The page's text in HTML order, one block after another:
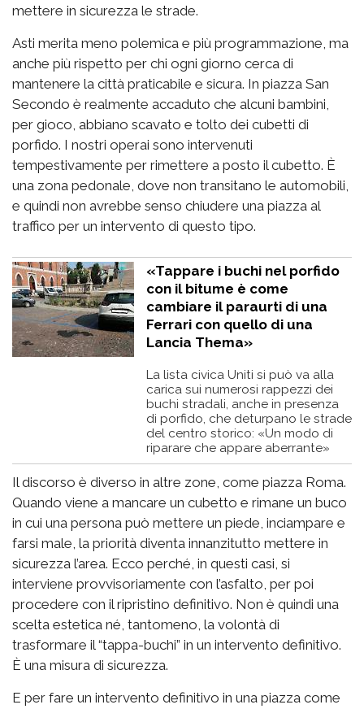
mettere in sicurezza le strade.
Asti merita meno polemica e più programmazione, ma
anche più rispetto per chi ogni giorno cerca di
mantenere la città praticabile e sicura. In piazza San
Secondo è realmente accaduto che alcuni bambini,
per gioco, abbiano scavato e tolto dei cubetti di
porfido. I nostri operai sono intervenuti
tempestivamente per rimettere a posto il cubetto. È
una zona pedonale, dove non transitano le automobili,
e quindi non avrebbe senso chiudere una piazza al
traffico per un intervento di questo tipo.
«Tappare i buchi nel porfido
con il bitume è come
cambiare il paraurti di una
Ferrari con quello di una
Lancia Thema»
La lista civica Uniti si può va alla
carica sui numerosi rappezzi dei
buchi stradali, anche in presenza
di porfido, che deturpano le strade
del centro storico: «Un modo di
riparare che appare aberrante»
Il discorso è diverso in altre zone, come piazza Roma.
Quando viene a mancare un cubetto e rimane un buco
in cui una persona può mettere un piede, inciampare e
farsi male, la priorità diventa innanzitutto mettere in
sicurezza l’area. Ecco perché, in questi casi, si
interviene provvisoriamente con l’asfalto, per poi
procedere con il ripristino definitivo. Non è quindi una
scelta estetica né, tantomeno, la volontà di
trasformare il “tappa-buchi” in un intervento definitivo.
È una misura di sicurezza.
E per fare un intervento definitivo in una piazza come